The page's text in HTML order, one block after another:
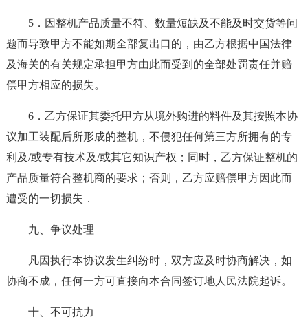
5．因整机产品质量不符、数量短缺及不能及时交货等问
题而导致甲方不能如期全部复出口的，由乙方根据中国法律
及海关的有关规定承担甲方由此而受到的全部处罚责任并赔
偿甲方相应的损失。
6．乙方保证其委托甲方从境外购进的料件及其按照本协
议加工装配后所形成的整机，不侵犯任何第三方所拥有的专
利及/或专有技术及/或其它知识产权；同时，乙方保证整机的
产品质量符合整机商的要求；否则，乙方应赔偿甲方因此而
遭受的一切损失．
九、争议处理
凡因执行本协议发生纠纷时，双方应及时协商解决，如
协商不成，任何一方可直接向本合同签订地人民法院起诉。
十、不可抗力